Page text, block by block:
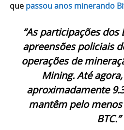
que passou anos minerando
“As participações dos
apreensões policiais
operações de
Mining. Até
aproximadamente
mantêm pelo menos
BTC.”